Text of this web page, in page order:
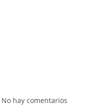
No hay comentarios